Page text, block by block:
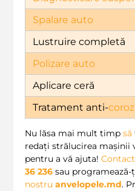
Spalare auto
Lustruire completă
Polizare auto
Aplicare ceră
Tratament anti-
Nu lăsa mai mult timp să
redați strălucirea mașinii
pentru a vă ajuta!
36 236 sau
nostru anvelopele.md.